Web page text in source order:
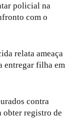
policial na
com o
relata ameaça
entregar filha em
contra
obter registro de